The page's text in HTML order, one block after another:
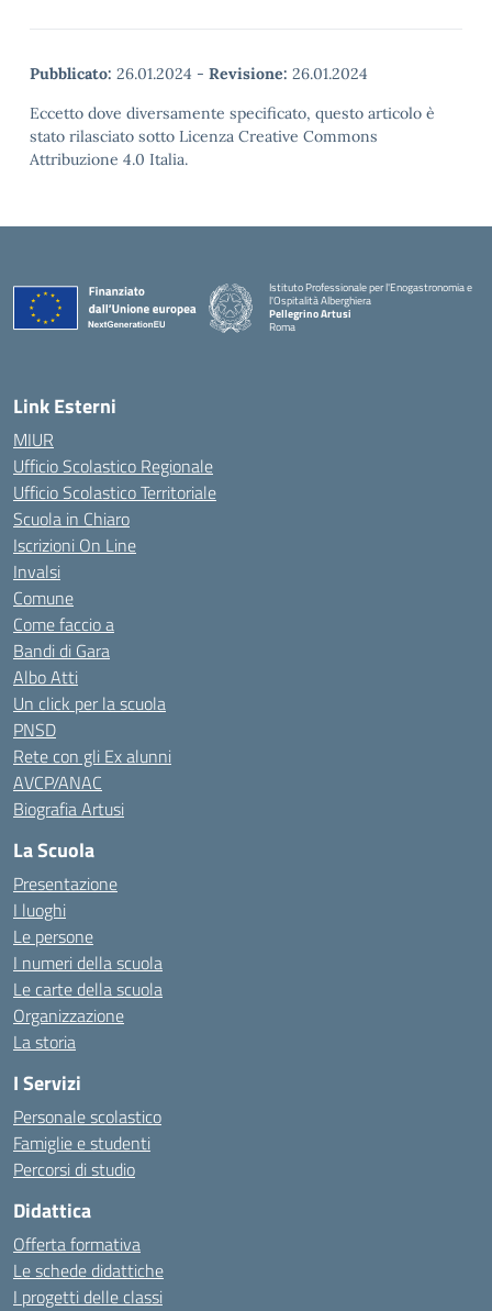
Pubblicato: 26.01.2024 - Revisione: 26.01.2024
Eccetto dove diversamente specificato, questo articolo è
stato rilasciato sotto Licenza Creative Commons
Attribuzione 4.0 Italia.
Istituto Professionale per l'Enogastronomia e
l'Ospitalità Alberghiera
Pellegrino Artusi
Roma
Link Esterni
MIUR
Ufficio Scolastico Regionale
Ufficio Scolastico Territoriale
Scuola in Chiaro
Iscrizioni On Line
Invalsi
Comune
Come faccio a
Bandi di Gara
Albo Atti
Un click per la scuola
PNSD
Rete con gli Ex alunni
AVCP/ANAC
Biografia Artusi
La Scuola
Presentazione
I luoghi
Le persone
I numeri della scuola
Le carte della scuola
Organizzazione
La storia
I Servizi
Personale scolastico
Famiglie e studenti
Percorsi di studio
Didattica
Offerta formativa
Le schede didattiche
I progetti delle classi